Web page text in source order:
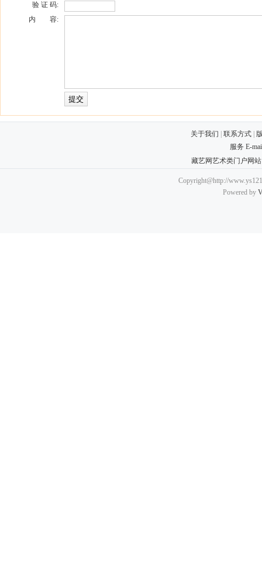
验 证 码:
内 容:
关于我们 联系方式
服务 E-
藏艺网艺术类门户网
Copyright@http://
Powered by